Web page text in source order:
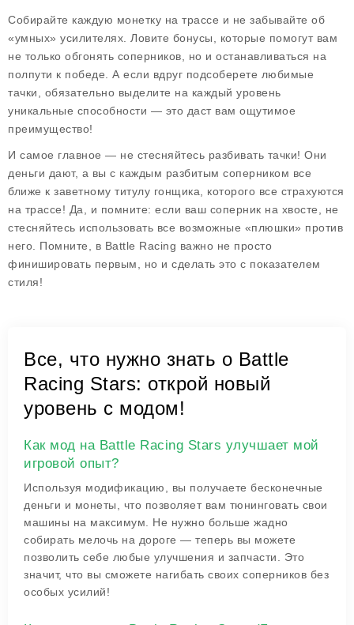
Собирайте каждую монетку на трассе и не забывайте об
«умных» усилителях. Ловите бонусы, которые помогут вам
не только обгонять соперников, но и останавливаться на
полпути к победе. А если вдруг подсоберете любимые
тачки, обязательно выделите на каждый уровень
уникальные способности — это даст вам ощутимое
преимущество!
И самое главное — не стесняйтесь разбивать тачки! Они
деньги дают, а вы с каждым разбитым соперником все
ближе к заветному титулу гонщика, которого все страхуются
на трассе! Да, и помните: если ваш соперник на хвосте, не
стесняйтесь использовать все возможные «плюшки» против
него. Помните, в Battle Racing важно не просто
финишировать первым, но и сделать это с показателем
стиля!
Все, что нужно знать о Battle
Racing Stars: открой новый
уровень с модом!
Как мод на Battle Racing Stars улучшает мой
игровой опыт?
Используя модификацию, вы получаете бесконечные
деньги и монеты, что позволяет вам тюнинговать свои
машины на максимум. Не нужно больше жадно
собирать мелочь на дороге — теперь вы можете
позволить себе любые улучшения и запчасти. Это
значит, что вы сможете нагибать своих соперников без
особых усилий!